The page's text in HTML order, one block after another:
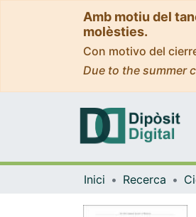
Amb motiu del
molèsties.
Con motivo del
Due to the summer
Inici Recerca